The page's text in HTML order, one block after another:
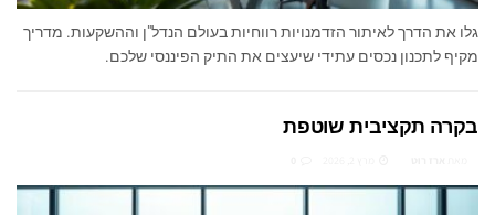
גלו את הדרך לאיתור הזדמנויות רווחיות בעולם הנדל"ן וההשקעות. מדריך
מקיף לתכנון נכסים עתידי שיעצים את התיק הפיננסי שלכם.
בקרה תקציבית שוטפת